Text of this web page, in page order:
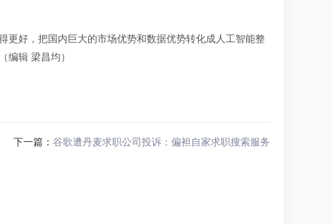
更好，把国内巨大的市场优势和数据优势转化成人工智能整
编辑 梁昌均）
下一篇： 谷歌遭丹麦求职公司投诉：偏袒自家求职搜索服务